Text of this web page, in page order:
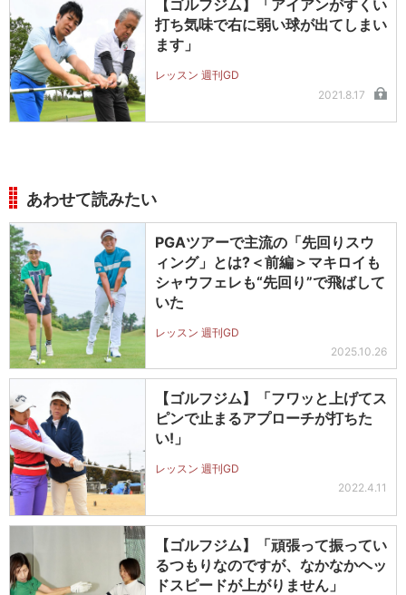
【ゴルフジム】「アイアンがすくい
打ち気味で右に弱い球が出てしまい
ます」
レッスン 週刊GD
2021.8.17
あわせて読みたい
PGAツアーで主流の「先回りスウ
ィング」とは?＜前編＞マキロイも
シャウフェレも“先回り”で飛ばして
いた
レッスン 週刊GD
2025.10.26
【ゴルフジム】「フワッと上げてス
ピンで止まるアプローチが打ちた
い!」
レッスン 週刊GD
2022.4.11
【ゴルフジム】「頑張って振ってい
るつもりなのですが、なかなかヘッ
ドスピードが上がりません」